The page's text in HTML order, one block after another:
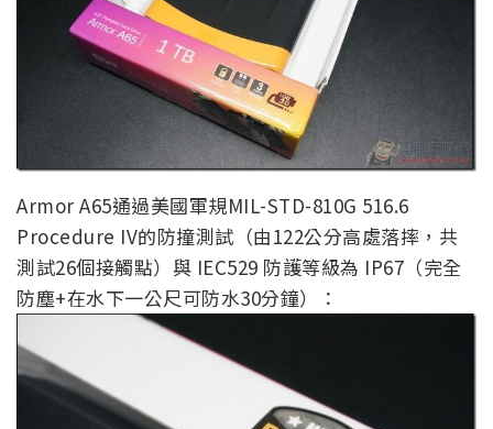
Armor A65通過美國軍規MIL-STD-810G 516.6
Procedure IV的防撞測試（由122公分高處落摔，共
測試26個接觸點）與 IEC529 防護等級為 IP67（完全
防塵+在水下一公尺可防水30分鐘）：